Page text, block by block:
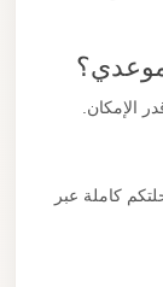
الإمكان.
كاملة عبر